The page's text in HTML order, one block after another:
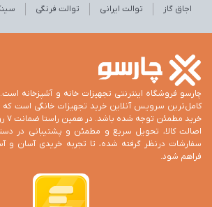
اجاق گاز توالت ایرانی توالت فرنگی
چارسو فروشگاه اینترنتی تجهیزات خانه و آشپزخانه
کامل‌ترین سرویس آنلاین خرید تجهیزات خانگی است
اصالت کالا، تحویل سریع و مطمئن و پشتیبانی در
سفارشات درنظر گرفته شده، تا تجربه خریدی آسان و
فراهم شود.